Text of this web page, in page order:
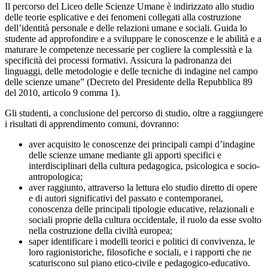
Il percorso del Liceo delle Scienze Umane è indirizzato allo studio
delle teorie esplicative e dei fenomeni collegati alla costruzione
dell’identità personale e delle relazioni umane e sociali. Guida lo
studente ad approfondire e a sviluppare le conoscenze e le abilità e a
maturare le competenze necessarie per cogliere la complessità e la
specificità dei processi formativi. Assicura la padronanza dei
linguaggi, delle metodologie e delle tecniche di indagine nel campo
delle scienze umane” (Decreto del Presidente della Repubblica 89
del 2010, articolo 9 comma 1).
Gli studenti, a conclusione del percorso di studio, oltre a raggiungere
i risultati di apprendimento comuni, dovranno:
aver acquisito le conoscenze dei principali campi d’indagine
delle scienze umane mediante gli apporti specifici e
interdisciplinari della cultura pedagogica, psicologica e socio-
antropologica;
aver raggiunto, attraverso la lettura elo studio diretto di opere
e di autori significativi del passato e contemporanei,
conoscenza delle principali tipologie educative, relazionali e
sociali proprie della cultura occidentale, il ruolo da esse svolto
nella costruzione della civiltà europea;
saper identificare i modelli teorici e politici di convivenza, le
loro ragionistoriche, filosofiche e sociali, e i rapporti che ne
scaturiscono sul piano etico-civile e pedagogico-educativo.